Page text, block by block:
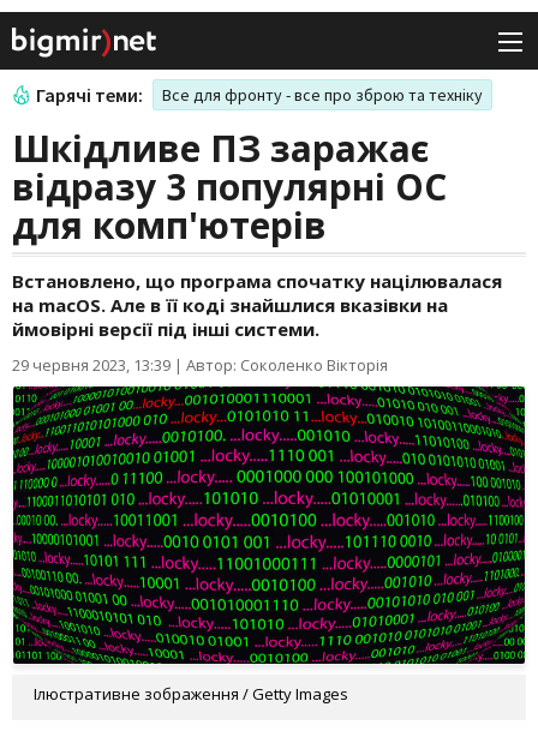
Гарячі теми: Все для фронту - все про зброю та техніку
Шкідливе ПЗ заражає
відразу 3 популярні ОС
для комп'ютерів
Встановлено, що програма спочатку націлювалася
на macOS. Але в її коді знайшлися вказівки на
ймовірні версії під інші системи.
29 червня 2023, 13:39 | Автор: Соколенко Вікторія
Ілюстративне зображення / Getty Images